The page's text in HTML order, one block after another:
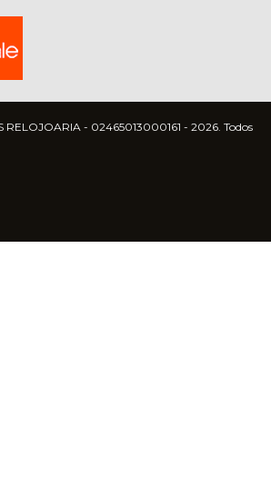
- 02465013000161 - 2026. Todos